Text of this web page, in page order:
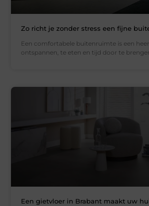
Zo richt je zonder stress een fijne
Een comfortabele buitenruimte is een
ontspannen, te eten en tijd door te
Een gietvloer in Brabant maakt uw